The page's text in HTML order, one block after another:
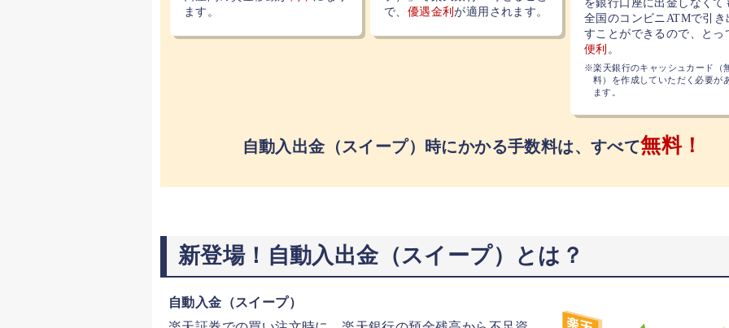
ます。
で、 優遇金利が適用されます。
を銀行口座に出金しなくて
全国のコンビニATMで引き
すことができるので、とっ
便利 。
楽天銀行のキャッシュカード（
料）を作成していただく必要が
ます。
自動入出金（スイープ）時にかかる手数料は、すべて無料！
新登場！自動入出金（スイープ）とは？
自動入金（スイープ）